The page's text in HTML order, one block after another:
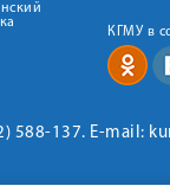
КГМУ в
588-137. E-mail: